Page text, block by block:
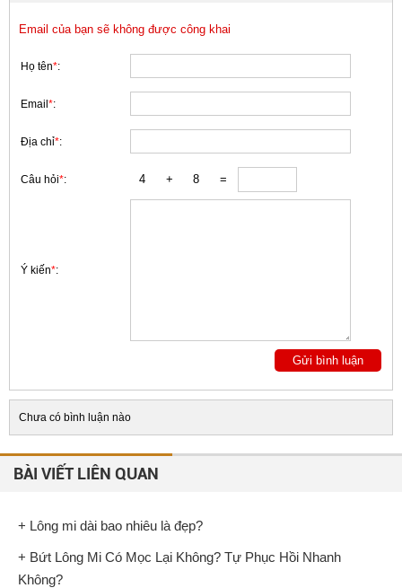
Email của bạn sẽ không được công khai
Họ tên*:
Email *:
Địa chỉ*:
Câu hỏi*:
Ý kiến*:
Chưa có bình luận nào
BÀI VIẾT LIÊN QUAN
+ Lông mi dài bao nhiêu là đẹp?
+ Bứt Lông Mi Có Mọc Lại Không? Tự Phục Hồi Nhanh
Không?